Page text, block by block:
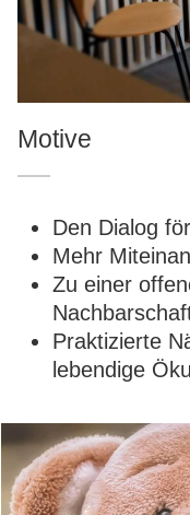
Motive
Den Dialog
Mehr
Zu einer
Praktizierte
lebendige